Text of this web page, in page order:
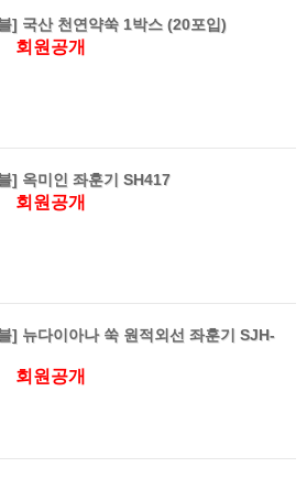
] 국산 천연약쑥 1박스 (20포입)
회원공개
] 옥미인 좌훈기 SH417
회원공개
] 뉴다이아나 쑥 원적외선 좌훈기 SJH-
회원공개